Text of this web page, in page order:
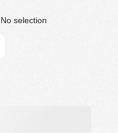
No selection